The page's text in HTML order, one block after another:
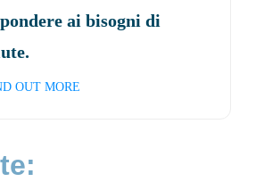
ai bisogni di
OUT MORE